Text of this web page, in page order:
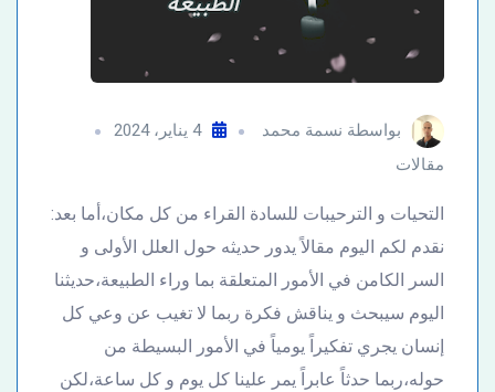
بواسطة نسمة محمد
4 يناير، 2024
مقالات
التحيات و الترحيبات للسادة القراء من كل مكان،أما بعد:
نقدم لكم اليوم مقالاً يدور حديثه حول العلل الأولى و
السر الكامن في الأمور المتعلقة بما وراء الطبيعة،حديثنا
اليوم سيبحث و يناقش فكرة ربما لا تغيب عن وعي كل
إنسان يجري تفكيراً يومياً في الأمور البسيطة من
حوله،ربما حدثاً عابراً يمر علينا كل يوم و كل ساعة،لكن